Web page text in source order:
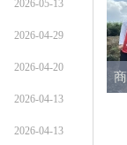
2026-05-13
2026-04-29
2026-04-20
2026-04-13
2026-04-13